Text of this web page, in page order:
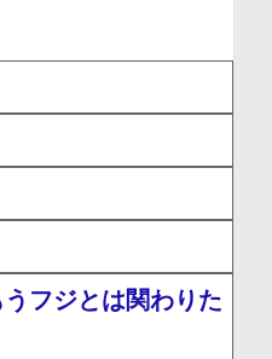
フジとは関わりた